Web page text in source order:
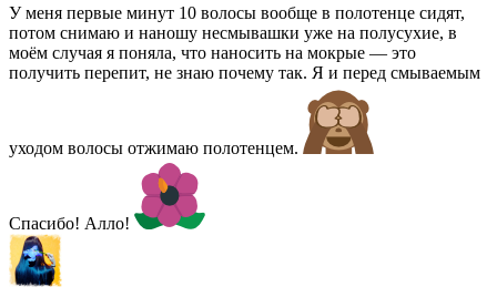
У меня первые минут 10 волосы вообще в полотенце сидят,
потом снимаю и наношу несмывашки уже на полусухие, в
моём случая я поняла, что наносить на мокрые — это
получить перепит, не знаю почему так. Я и перед смываемым
уходом волосы отжимаю полотенцем.
Спасибо! Алло!